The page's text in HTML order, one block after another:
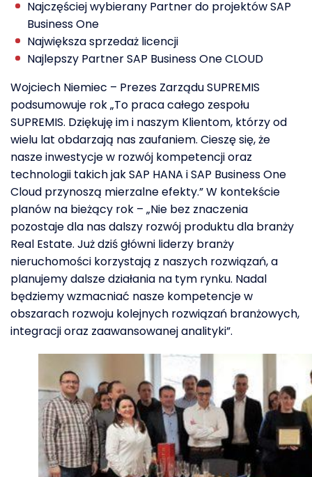
Najczęściej wybierany Partner do projektów SAP
Business One
Największa sprzedaż licencji
Najlepszy Partner SAP Business One CLOUD
Wojciech Niemiec – Prezes Zarządu SUPREMIS
podsumowuje rok „To praca całego zespołu
SUPREMIS. Dziękuję im i naszym Klientom, którzy od
wielu lat obdarzają nas zaufaniem. Cieszę się, że
nasze inwestycje w rozwój kompetencji oraz
technologii takich jak SAP HANA i SAP Business One
Cloud przynoszą mierzalne efekty.” W kontekście
planów na bieżący rok – „Nie bez znaczenia
pozostaje dla nas dalszy rozwój produktu dla branży
Real Estate. Już dziś główni liderzy branży
nieruchomości korzystają z naszych rozwiązań, a
planujemy dalsze działania na tym rynku. Nadal
będziemy wzmacniać nasze kompetencje w
obszarach rozwoju kolejnych rozwiązań branżowych,
integracji oraz zaawansowanej analityki”.